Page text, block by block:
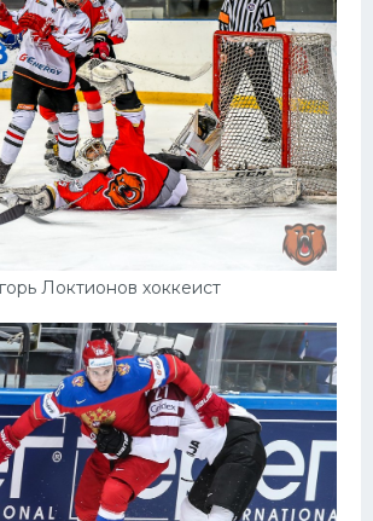
Локтионов хоккеист